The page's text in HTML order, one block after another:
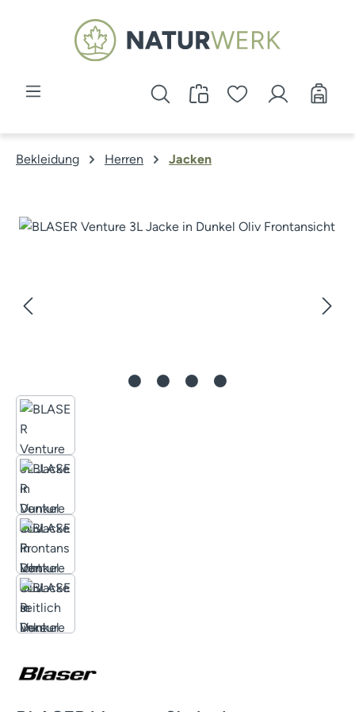
Zum Hauptinhalt springen
Bekleidung Herren Jacken
Bildergalerie überspringen